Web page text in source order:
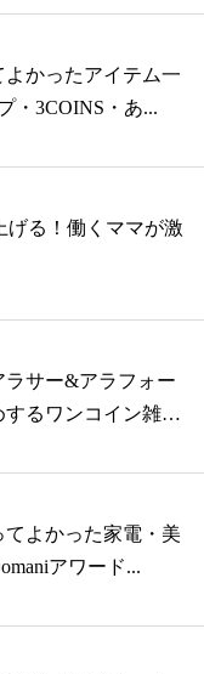
かったアイテム一
・3COINS・あ...
げる！働くママが激
サー&アラフォー
るワンコイン雑貨
てよかった家電・美
アワード...